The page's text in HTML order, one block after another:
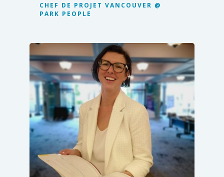
CHEF DE PROJET VANCOUVER @
PARK PEOPLE